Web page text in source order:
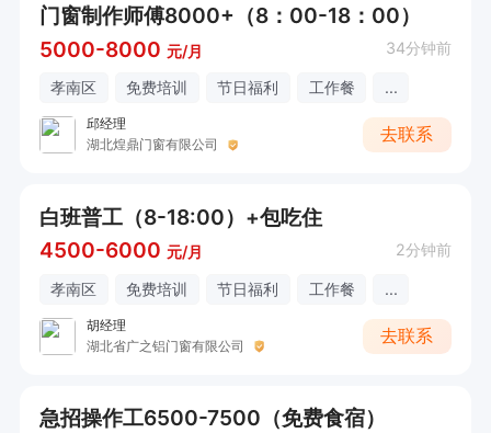
门窗制作师傅8000+（8：00-18：00）
5000-8000 元/月 34分钟前
孝南区 免费培训 节日福利 工作餐 ...
邱经理
湖北煌鼎门窗有限公司
去联系
白班普工（8-18:00）+包吃住
4500-6000 元/月 2分钟前
孝南区 免费培训 节日福利 工作餐 ...
胡经理
湖北省广之铝门窗有限公司
去联系
急招操作工6500-7500（免费食宿）